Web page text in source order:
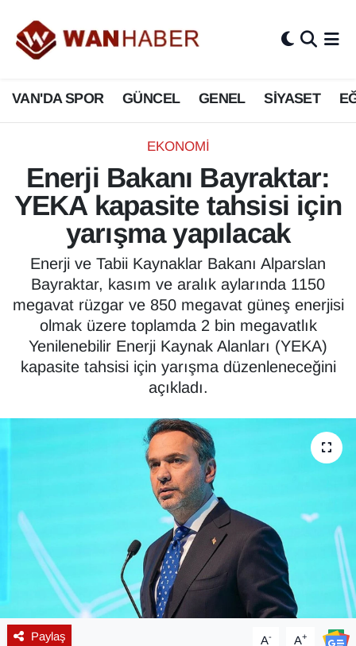
VAN'DA SPOR GÜNCEL GENEL SİYASET
EKONOMİ
Enerji Bakanı Bayraktar:
YEKA kapasite tahsisi için
yarışma yapılacak
Enerji ve Tabii Kaynaklar Bakanı Alparslan
Bayraktar, kasım ve aralık aylarında 1150
megavat rüzgar ve 850 megavat güneş enerjisi
olmak üzere toplamda 2 bin megavatlık
Yenilenebilir Enerji Kaynak Alanları (YEKA)
kapasite tahsisi için yarışma düzenleneceğini
açıkladı.
Paylaş A- A+
3.SAYFA
ASAYİŞ
BİLİM VE TEKNOLOJİ
Biyografi
Bölge Haberleri
ÇEVRE
Deprem
Dernekler, Odalar
Eleman
Emlak
En çok konuşulanlar
Van Nöbetçi Eczaneler
Van Hava Durumu
Van Namaz Vakitleri
Van Trafik Yoğunluk Haritası
Süper Lig Puan Durumu ve Fikstür
Tüm Manşetler
Son Dakika Haberleri
Haber Arşivi